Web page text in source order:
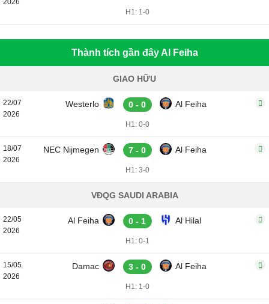
2026
H1: 1-0
Thành tích gần đây Al Feiha
GIAO HỮU
22/07
2026
Westerlo 0 - 0 Al Feiha
H1: 0-0
18/07
2026
NEC Nijmegen 7 - 0 Al Feiha
H1: 3-0
VĐQG SAUDI ARABIA
22/05
2026
Al Feiha 0 - 1 Al Hilal
H1: 0-1
15/05
2026
Damac 3 - 0 Al Feiha
H1: 1-0